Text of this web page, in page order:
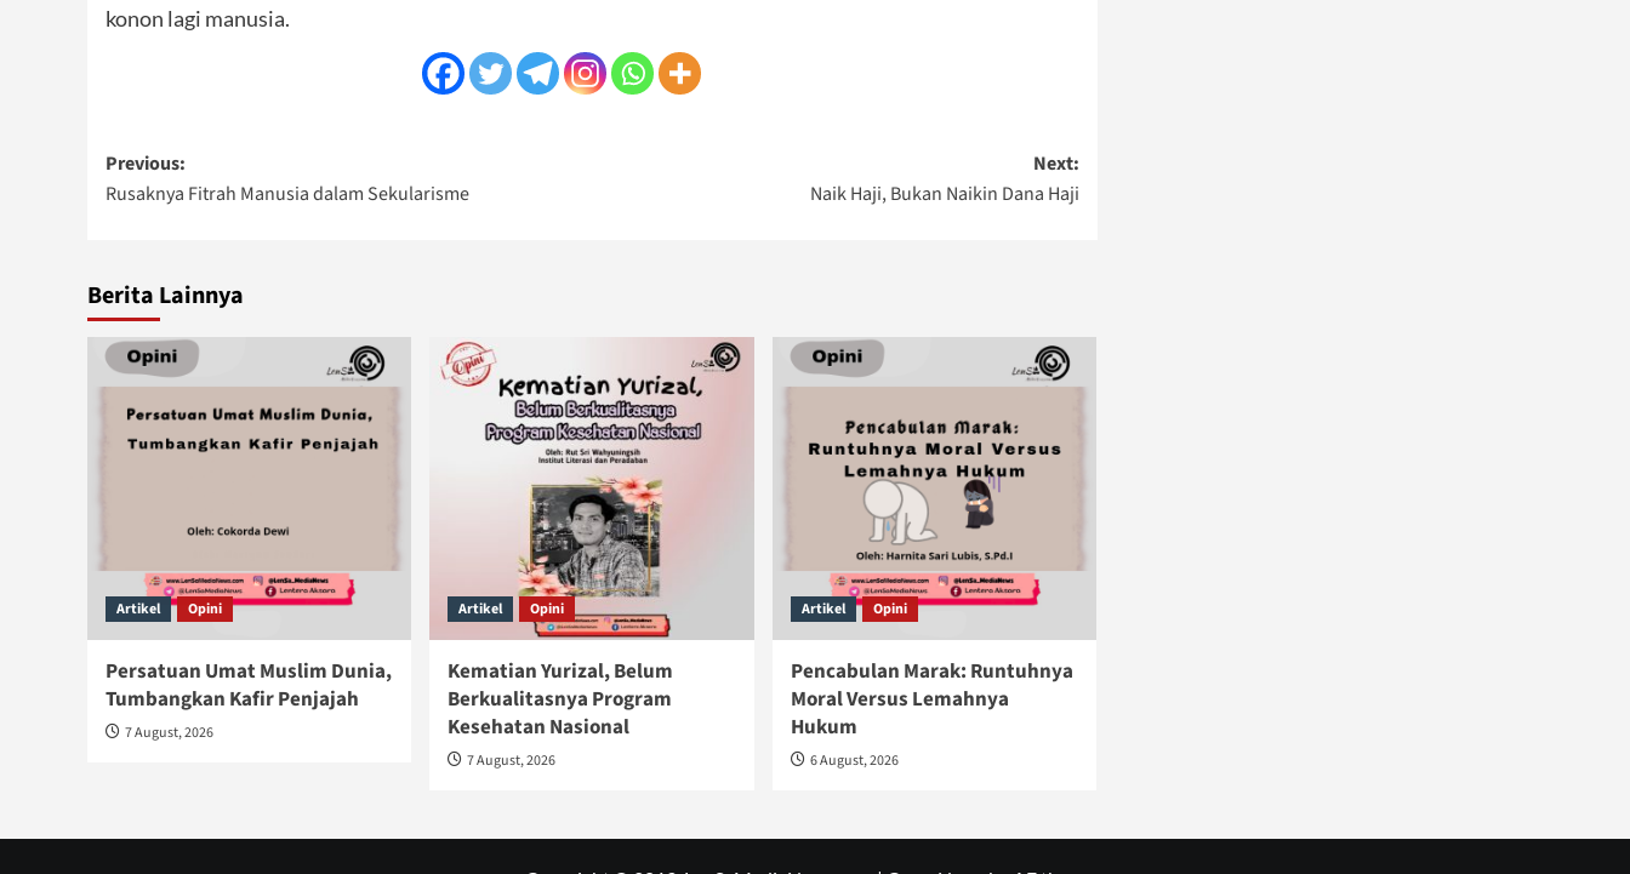
konon lagi manusia.
Post
navigation
Previous:
Rusaknya Fitrah Manusia dalam Sekularisme
Next:
Naik Haji, Bukan Naikin Dana Haji
Berita Lainnya
Artikel Opini
Persatuan Umat Muslim Dunia,
Tumbangkan Kafir Penjajah
7 August, 2026
Artikel Opini
Kematian Yurizal, Belum
Berkualitasnya Program
Kesehatan Nasional
7 August, 2026
Artikel Opini
Pencabulan Marak: Runtuhnya
Moral Versus Lemahnya
Hukum
6 August, 2026